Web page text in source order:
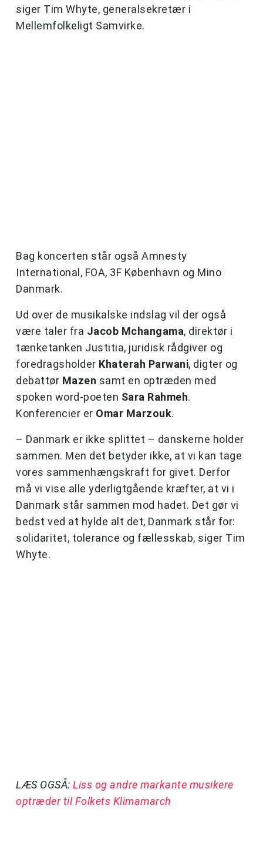
siger Tim Whyte, generalsekretær i
Mellemfolkeligt Samvirke.
Bag koncerten står også Amnesty
International, FOA, 3F København og Mino
Danmark.
Ud over de musikalske indslag vil der også
være taler fra Jacob Mchangama, direktør i
tænketanken Justitia, juridisk rådgiver og
foredragsholder Khaterah Parwani, digter og
debattør Mazen samt en optræden med
spoken word-poeten Sara Rahmeh.
Konferencier er Omar Marzouk.
– Danmark er ikke splittet – danskerne holder
sammen. Men det betyder ikke, at vi kan tage
vores sammenhængskraft for givet. Derfor
må vi vise alle yderligtgående kræfter, at vi i
Danmark står sammen mod hadet. Det gør vi
bedst ved at hylde alt det, Danmark står for:
solidaritet, tolerance og fællesskab, siger Tim
Whyte.
LÆS OGSÅ: Liss og andre markante musikere
optræder til Folkets Klimamarch